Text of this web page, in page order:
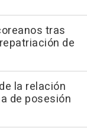
tras
de
la relación
de posesión